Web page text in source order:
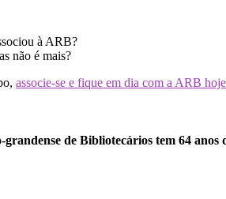
à ARB?
não é mais?
associe-se e fique em dia com a ARB
grandense de Bibliotecários tem 64